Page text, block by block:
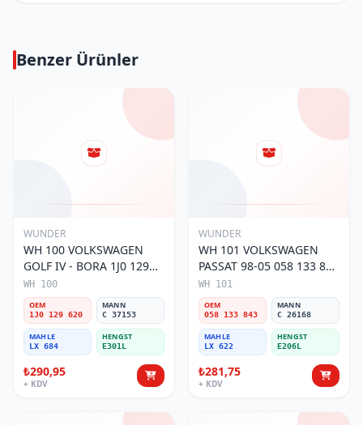
Benzer Ürünler
WUNDER
WH 100 VOLKSWAGEN
GOLF IV - BORA 1J0 129
620 Hava Filtresi
WH 100
OEM
1J0 129 620
MANN
C 37153
MAHLE
LX 684
HENGST
E301L
₺290,95
+ KDV
WUNDER
WH 101 VOLKSWAGEN
PASSAT 98-05 058 133 843
Hava Filtresi
WH 101
OEM
058 133 843
MANN
C 26168
MAHLE
LX 622
HENGST
E206L
₺281,75
+ KDV